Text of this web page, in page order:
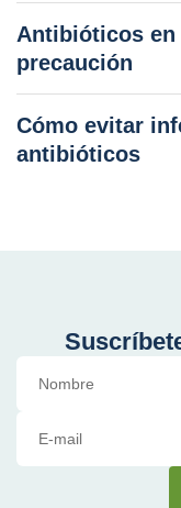
Antibióticos
precaución
Cómo evitar
antibióticos